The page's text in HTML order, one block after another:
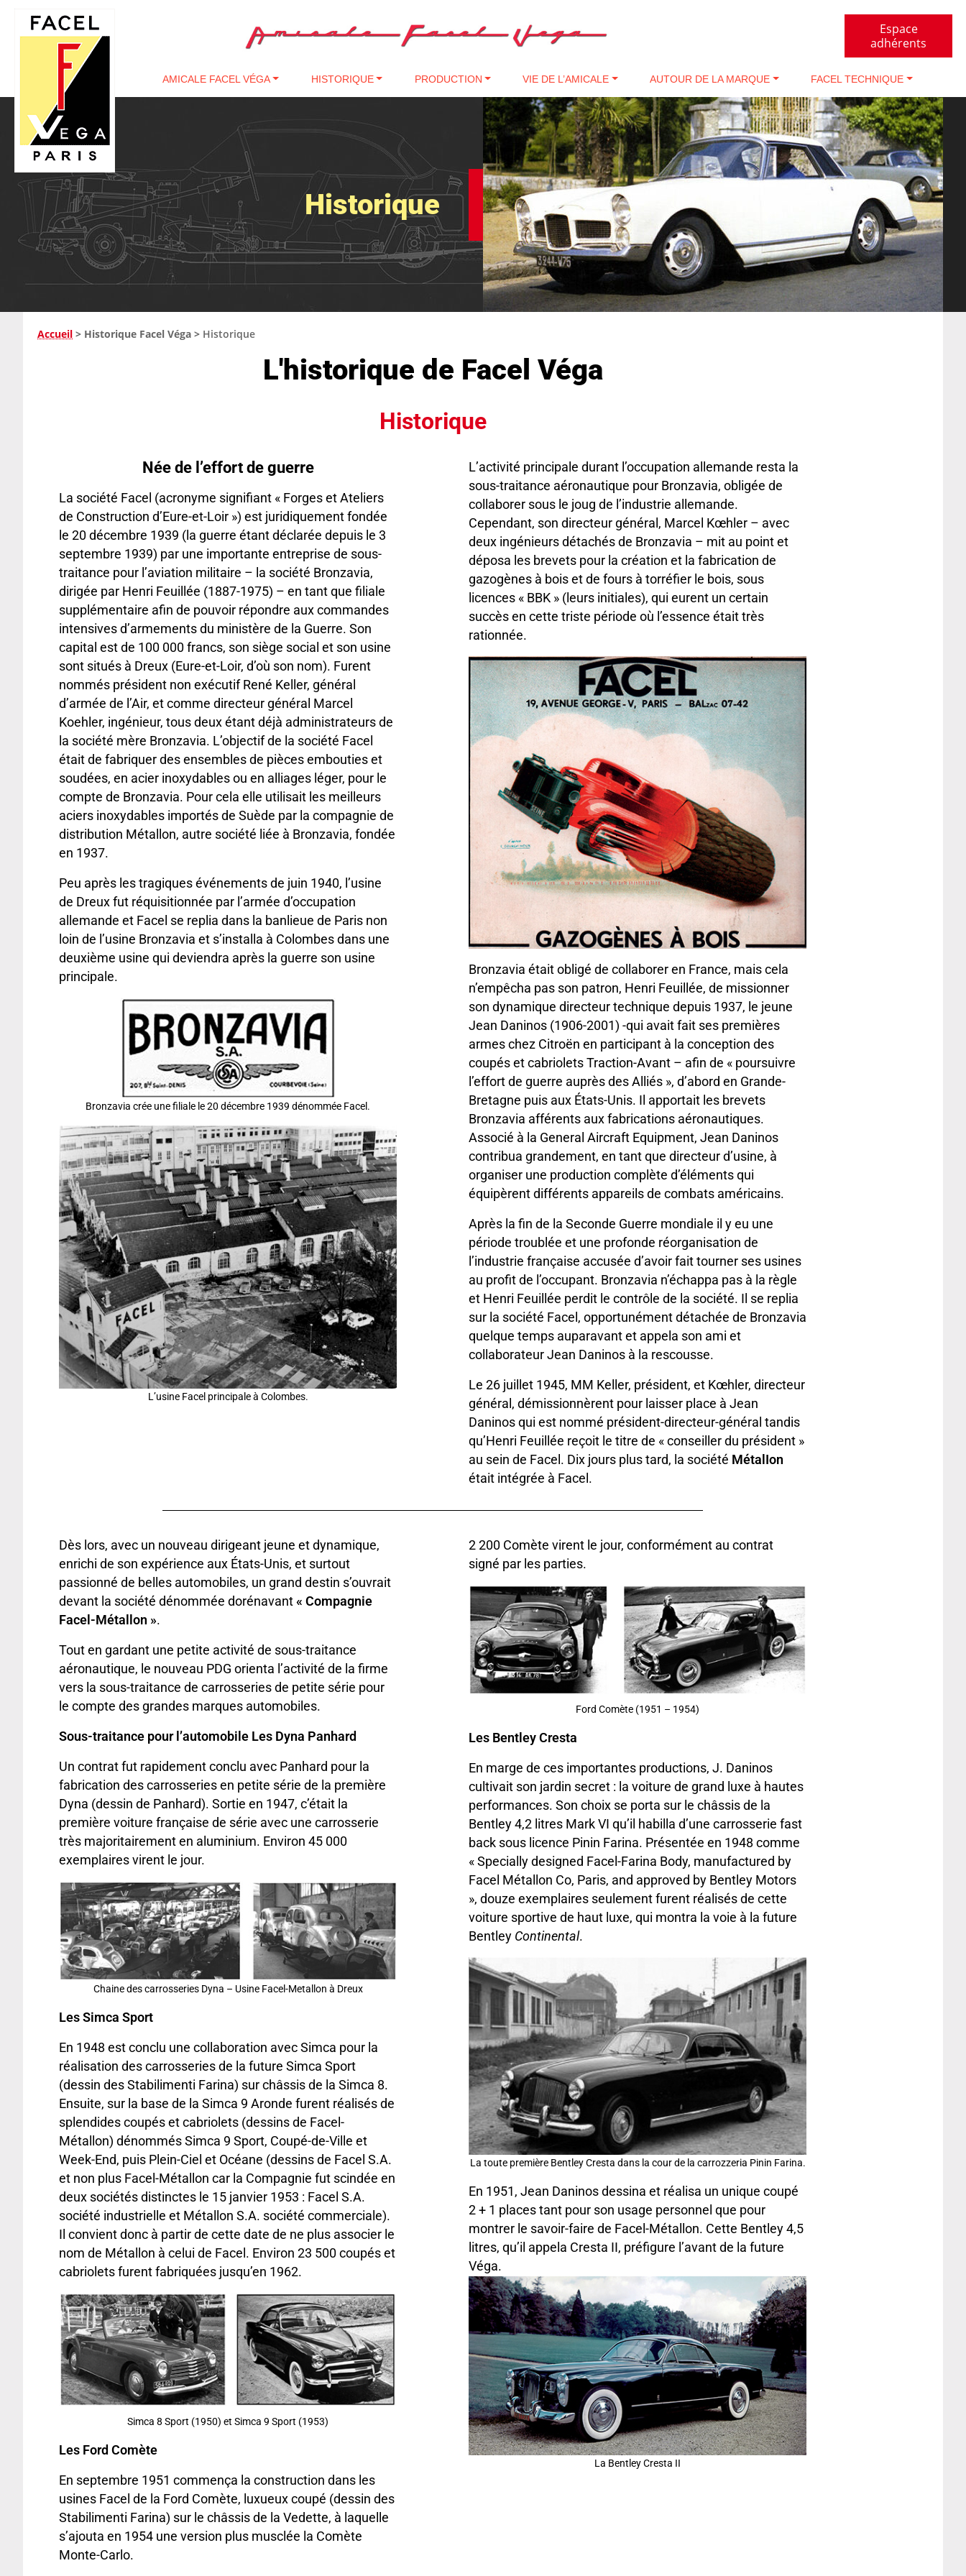
Espace
adhérents
Passer au contenu
AMICALE FACEL VÉGA HISTORIQUE PRODUCTION VIE DE L’AMICALE AUTOUR DE LA MARQUE FACEL TECHNIQUE
Historique
Accueil > Historique Facel Véga > Historique
L'historique de Facel Véga
Historique
Née de l’effort de guerre
La société Facel (acronyme signifiant « Forges et Ateliers
de Construction d’Eure-et-Loir ») est juridiquement fondée
le 20 décembre 1939 (la guerre étant déclarée depuis le 3
septembre 1939) par une importante entreprise de sous-
traitance pour l’aviation militaire – la société Bronzavia,
dirigée par Henri Feuillée (1887-1975) – en tant que filiale
supplémentaire afin de pouvoir répondre aux commandes
intensives d’armements du ministère de la Guerre. Son
capital est de 100 000 francs, son siège social et son usine
sont situés à Dreux (Eure-et-Loir, d’où son nom). Furent
nommés président non exécutif René Keller, général
d’armée de l’Air, et comme directeur général Marcel
Koehler, ingénieur, tous deux étant déjà administrateurs de
la société mère Bronzavia. L’objectif de la société Facel
était de fabriquer des ensembles de pièces embouties et
soudées, en acier inoxydables ou en alliages léger, pour le
compte de Bronzavia. Pour cela elle utilisait les meilleurs
aciers inoxydables importés de Suède par la compagnie de
distribution Métallon, autre société liée à Bronzavia, fondée
en 1937.
Peu après les tragiques événements de juin 1940, l’usine
de Dreux fut réquisitionnée par l’armée d’occupation
allemande et Facel se replia dans la banlieue de Paris non
loin de l’usine Bronzavia et s’installa à Colombes dans une
deuxième usine qui deviendra après la guerre son usine
principale.
Bronzavia crée une filiale le 20 décembre 1939 dénommée Facel.
L’usine Facel principale à Colombes.
L’activité principale durant l’occupation allemande resta la
sous-traitance aéronautique pour Bronzavia, obligée de
collaborer sous le joug de l’industrie allemande.
Cependant, son directeur général, Marcel Kœhler – avec
deux ingénieurs détachés de Bronzavia – mit au point et
déposa les brevets pour la création et la fabrication de
gazogènes à bois et de fours à torréfier le bois, sous
licences « BBK » (leurs initiales), qui eurent un certain
succès en cette triste période où l’essence était très
rationnée.
Bronzavia était obligé de collaborer en France, mais cela
n’empêcha pas son patron, Henri Feuillée, de missionner
son dynamique directeur technique depuis 1937, le jeune
Jean Daninos (1906-2001) -qui avait fait ses premières
armes chez Citroën en participant à la conception des
coupés et cabriolets Traction-Avant – afin de « poursuivre
l’effort de guerre auprès des Alliés », d’abord en Grande-
Bretagne puis aux États-Unis. Il apportait les brevets
Bronzavia afférents aux fabrications aéronautiques.
Associé à la General Aircraft Equipment, Jean Daninos
contribua grandement, en tant que directeur d’usine, à
organiser une production complète d’éléments qui
équipèrent différents appareils de combats américains.
Après la fin de la Seconde Guerre mondiale il y eu une
période troublée et une profonde réorganisation de
l’industrie française accusée d’avoir fait tourner ses usines
au profit de l’occupant. Bronzavia n’échappa pas à la règle
et Henri Feuillée perdit le contrôle de la société. Il se replia
sur la société Facel, opportunément détachée de Bronzavia
quelque temps auparavant et appela son ami et
collaborateur Jean Daninos à la rescousse.
Le 26 juillet 1945, MM Keller, président, et Kœhler, directeur
général, démissionnèrent pour laisser place à Jean
Daninos qui est nommé président-directeur-général tandis
qu’Henri Feuillée reçoit le titre de « conseiller du président »
au sein de Facel. Dix jours plus tard, la société MétalIon
était intégrée à Facel.
Dès lors, avec un nouveau dirigeant jeune et dynamique,
enrichi de son expérience aux États-Unis, et surtout
passionné de belles automobiles, un grand destin s’ouvrait
devant la société dénommée dorénavant « Compagnie
Facel-Métallon ».
Tout en gardant une petite activité de sous-traitance
aéronautique, le nouveau PDG orienta l’activité de la firme
vers la sous-traitance de carrosseries de petite série pour
le compte des grandes marques automobiles.
Sous-traitance pour l’automobile Les Dyna Panhard
Un contrat fut rapidement conclu avec Panhard pour la
fabrication des carrosseries en petite série de la première
Dyna (dessin de Panhard). Sortie en 1947, c’était la
première voiture française de série avec une carrosserie
très majoritairement en aluminium. Environ 45 000
exemplaires virent le jour.
Chaine des carrosseries Dyna – Usine Facel-Metallon à Dreux
Les Simca Sport
En 1948 est conclu une collaboration avec Simca pour la
réalisation des carrosseries de la future Simca Sport
(dessin des Stabilimenti Farina) sur châssis de la Simca 8.
Ensuite, sur la base de la Simca 9 Aronde furent réalisés de
splendides coupés et cabriolets (dessins de Facel-
Métallon) dénommés Simca 9 Sport, Coupé-de-Ville et
Week-End, puis Plein-Ciel et Océane (dessins de Facel S.A.
et non plus Facel-Métallon car la Compagnie fut scindée en
deux sociétés distinctes le 15 janvier 1953 : Facel S.A.
société industrielle et Métallon S.A. société commerciale).
Il convient donc à partir de cette date de ne plus associer le
nom de Métallon à celui de Facel. Environ 23 500 coupés et
cabriolets furent fabriquées jusqu’en 1962.
Simca 8 Sport (1950) et Simca 9 Sport (1953)
Les Ford Comète
En septembre 1951 commença la construction dans les
usines Facel de la Ford Comète, luxueux coupé (dessin des
Stabilimenti Farina) sur le châssis de la Vedette, à laquelle
s’ajouta en 1954 une version plus musclée la Comète
Monte-Carlo.
2 200 Comète virent le jour, conformément au contrat
signé par les parties.
Ford Comète (1951 – 1954)
Les Bentley Cresta
En marge de ces importantes productions, J. Daninos
cultivait son jardin secret : la voiture de grand luxe à hautes
performances. Son choix se porta sur le châssis de la
Bentley 4,2 litres Mark VI qu’il habilla d’une carrosserie fast
back sous licence Pinin Farina. Présentée en 1948 comme
« Specially designed Facel-Farina Body, manufactured by
Facel Métallon Co, Paris, and approved by Bentley Motors
», douze exemplaires seulement furent réalisés de cette
voiture sportive de haut luxe, qui montra la voie à la future
Bentley Continental.
La toute première Bentley Cresta dans la cour de la carrozzeria Pinin Farina.
En 1951, Jean Daninos dessina et réalisa un unique coupé
2 + 1 places tant pour son usage personnel que pour
montrer le savoir-faire de Facel-Métallon. Cette Bentley 4,5
litres, qu’il appela Cresta II, préfigure l’avant de la future
Véga.
La Bentley Cresta II